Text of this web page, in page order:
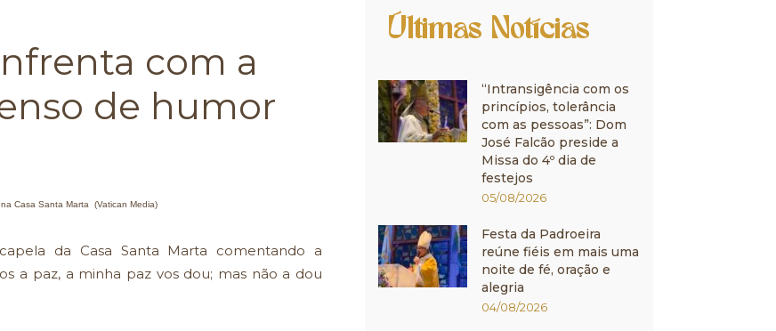
com a
de humor
Casa Santa Marta (Vatican Media)
da Casa Santa Marta comentando a
a paz, a minha paz vos dou; mas não a dou
Últimas Notícias
“Intransigência com os
princípios, tolerância
com as pessoas”: Dom
José Falcão preside a
Missa do 4º dia de
festejos
05/08/2026
Festa da Padroeira
reúne fiéis em mais uma
noite de fé, oração e
alegria
04/08/2026